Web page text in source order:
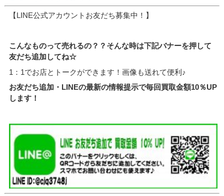
【LINE公式アカウントお友だち募集中！】
こんなものって売れるの？？そんな時は下記バナーを押して
友だち追加してね☆
1：1でお店とトークができます！画像も送れて便利♪
お友だち追加・LINEの最新の情報提示で毎回買取金額10％UP
します！